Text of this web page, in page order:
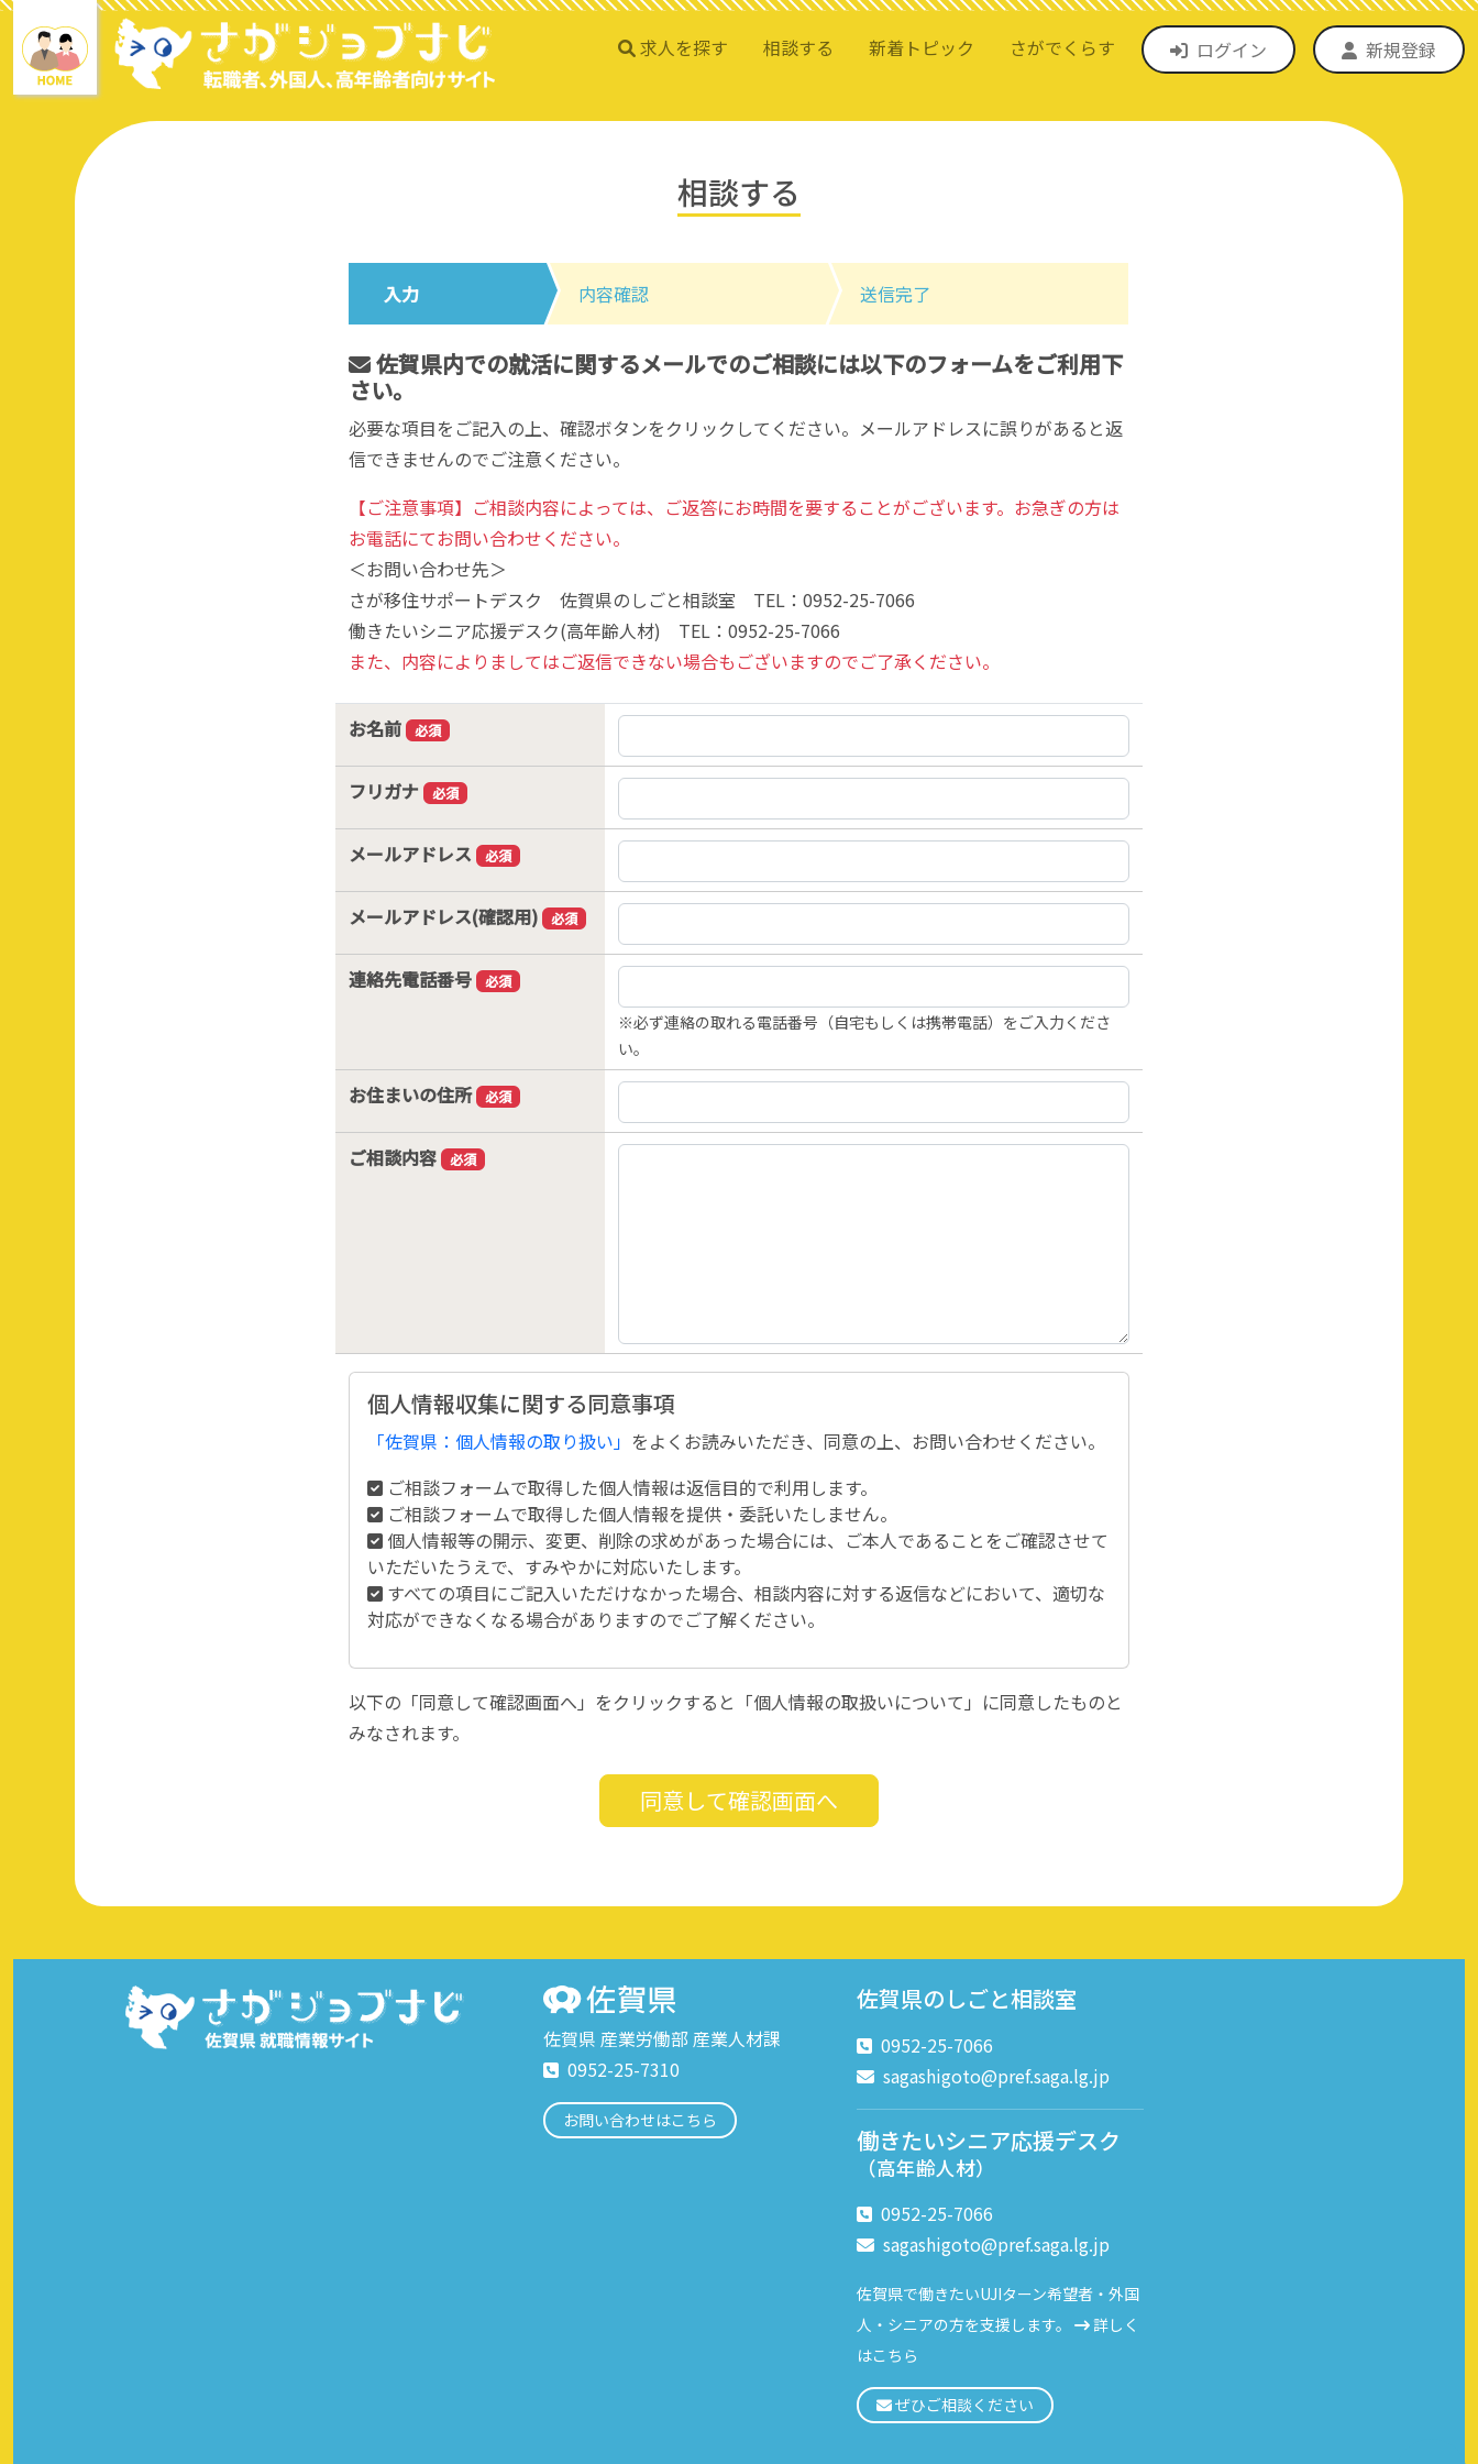
求人を探す 相談する 新着トピック さがでくらす ログイン 新規登録
相談する
入力 内容確認 送信完了
佐賀県内での就活に関するメールでのご相談には以下のフォームをご利用下
さい。
必要な項目をご記入の上、確認ボタンをクリックしてください。メールアドレスに誤りがあると返
信できませんのでご注意ください。
【ご注意事項】ご相談内容によっては、ご返答にお時間を要することがございます。お急ぎの方は
お電話にてお問い合わせください。
＜お問い合わせ先＞
さが移住サポートデスク 佐賀県のしごと相談室 TEL：0952-25-7066
働きたいシニア応援デスク(高年齢人材) TEL：0952-25-7066
また、内容によりましてはご返信できない場合もございますのでご了承ください。
お名前 必須
フリガナ 必須
メールアドレス 必須
メールアドレス(確認用) 必須
連絡先電話番号 必須
※必ず連絡の取れる電話番号（自宅もしくは携帯電話）をご入力くださ
い。
お住まいの住所 必須
ご相談内容 必須
個人情報収集に関する同意事項
「佐賀県：個人情報の取り扱い」 をよくお読みいただき、同意の上、お問い合わせください。
ご相談フォームで取得した個人情報は返信目的で利用します。
ご相談フォームで取得した個人情報を提供・委託いたしません。
個人情報等の開示、変更、削除の求めがあった場合には、ご本人であることをご確認させて
いただいたうえで、すみやかに対応いたします。
すべての項目にご記入いただけなかった場合、相談内容に対する返信などにおいて、適切な
対応ができなくなる場合がありますのでご了解ください。
以下の「同意して確認画面へ」をクリックすると「個人情報の取扱いについて」に同意したものと
みなされます。
佐賀県 産業労働部 産業人材課
0952-25-7310
お問い合わせはこちら
佐賀県のしごと相談室
0952-25-7066
sagashigoto@pref.saga.lg.jp
働きたいシニア応援デスク
（高年齢人材）
0952-25-7066
sagashigoto@pref.saga.lg.jp
佐賀県で働きたいUJIターン希望者・外国
人・シニアの方を支援します。
詳しく
はこちら
ぜひご相談ください